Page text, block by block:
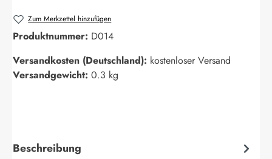
Zum Merkzettel hinzufügen
Produktnummer: D014
Versandkosten (Deutschland): kostenloser Versand
Versandgewicht: 0.3 kg
Beschreibung